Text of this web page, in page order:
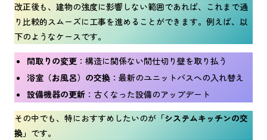
改正後も、建物の強度に影響しない範囲であれば、これまで通
り比較的スムーズに工事を進めることができます。例えば、以
下のようなケースです。
間取りの変更 ：構造に関係ない間仕切り壁を取り払う
浴室（お風呂）の交換 ：最新のユニットバスへの入れ替え
設備機器の更新 ：古くなった設備のアップデート
その中でも、特におすすめしたいのが 「システムキッチンの交
換」 です。